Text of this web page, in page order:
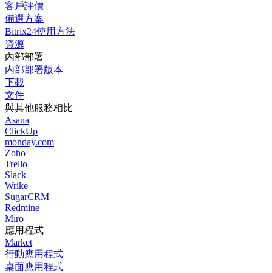
客戶評價
備選方案
Bitrix24使用方法
資源
內部部署
内部部署版本
下載
文件
與其他服務相比
Asana
ClickUp
monday.com
Zoho
Trello
Slack
Wrike
SugarCRM
Redmine
Miro
應用程式
Market
行動應用程式
桌面應用程式